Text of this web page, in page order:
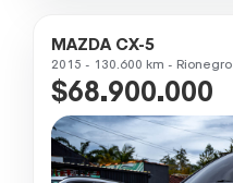
MAZDA CX-5
2015 - 130.600 km - Rionegro
$68.900.000